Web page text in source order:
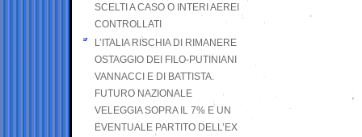
SCELTI A CASO O INTERI AEREI
CONTROLLATI
L’ITALIA RISCHIA DI RIMANERE
OSTAGGIO DEI FILO-PUTINIANI
VANNACCI E DI BATTISTA.
FUTURO NAZIONALE
VELEGGIA SOPRA IL 7% E UN
EVENTUALE PARTITO DELL’EX